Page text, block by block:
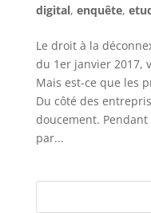
digital, enquête,
Le droit à la
du 1er janvier 2017,
Mais est-ce que les
Du côté des
doucement. Pendant
par...